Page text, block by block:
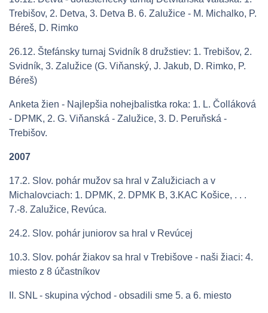
Trebišov, 2. Detva, 3. Detva B. 6. Zalužice - M. Michalko, P.
Béreš, D. Rimko
26.12. Štefánsky turnaj Svidník 8 družstiev: 1. Trebišov, 2.
Svidník, 3. Zalužice (G. Viňanský, J. Jakub, D. Rimko, P.
Béreš)
Anketa žien - Najlepšia nohejbalistka roka: 1. L. Čolláková
- DPMK, 2. G. Viňanská - Zalužice, 3. D. Peruňská -
Trebišov.
2007
17.2. Slov. pohár mužov sa hral v Zalužiciach a v
Michalovciach: 1. DPMK, 2. DPMK B, 3.KAC Košice, . . .
7.-8. Zalužice, Revúca.
24.2. Slov. pohár juniorov sa hral v Revúcej
10.3. Slov. pohár žiakov sa hral v Trebišove - naši žiaci: 4.
miesto z 8 účastníkov
II. SNL - skupina východ - obsadili sme 5. a 6. miesto